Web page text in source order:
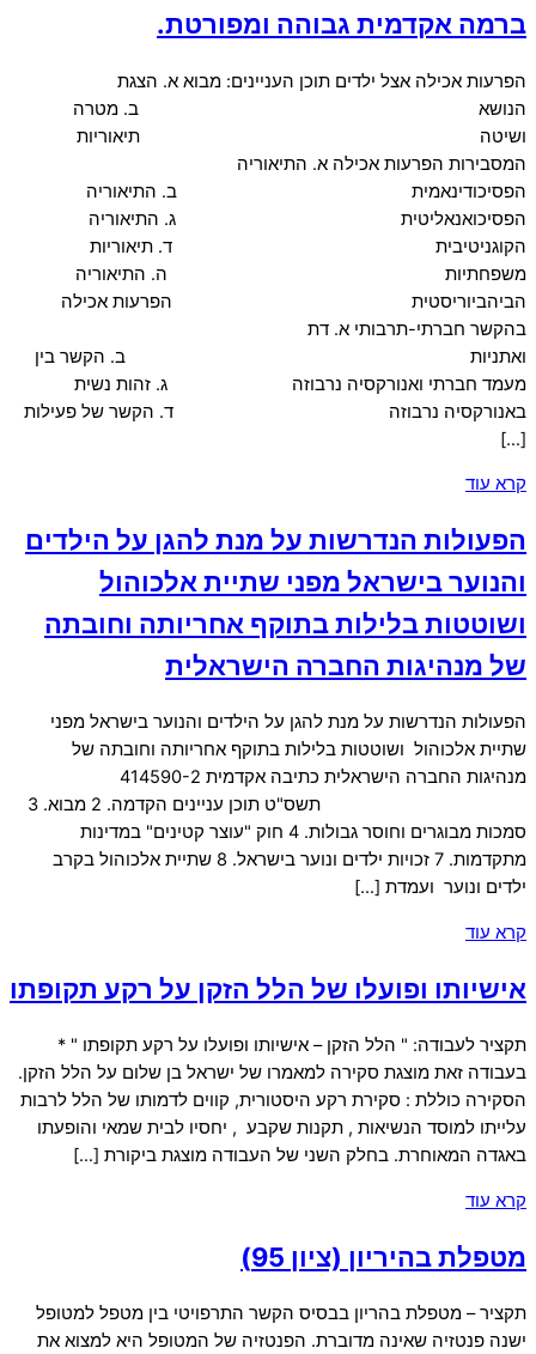
ברמה אקדמית גבוהה ומפורטת.
הפרעות אכילה אצל ילדים תוכן העניינים: מבוא א. הצגת
הנושא ב. מטרה
ושיטה תיאוריות
המסבירות הפרעות אכילה א. התיאוריה
הפסיכודינאמית ב. התיאוריה
הפסיכואנאליטית ג. התיאוריה
הקוגניטיבית ד. תיאוריות
משפחתיות ה. התיאוריה
הביהביוריסטית הפרעות אכילה
בהקשר חברתי-תרבותי א. דת
ואתניות ב. הקשר בין
מעמד חברתי ואנורקסיה נרבוזה ג. זהות נשית
באנורקסיה נרבוזה ד. הקשר של פעילות
[…]
קרא עוד
הפעולות הנדרשות על מנת להגן על הילדים
והנוער בישראל מפני שתיית אלכוהול
ושוטטות בלילות בתוקף אחריותה וחובתה
של מנהיגות החברה הישראלית
הפעולות הנדרשות על מנת להגן על הילדים והנוער בישראל מפני
שתיית אלכוהול ושוטטות בלילות בתוקף אחריותה וחובתה של
תשס"ט תוכן עניינים הקדמה. 2 מבוא. 3
סמכות מבוגרים וחוסר גבולות. 4 חוק "עוצר קטינים" במדינות
מתקדמות. 7 זכויות ילדים ונוער בישראל. 8 שתיית אלכוהול בקרב
ילדים ונוער ועמדת […]
קרא עוד
אישיותו ופועלו של הלל הזקן על רקע תקופתו
תקציר לעבודה: " הלל הזקן – אישיותו ופועלו על רקע תקופתו " *
בעבודה זאת מוצגת סקירה למאמרו של ישראל בן שלום על הלל הזקן.
הסקירה כוללת : סקירת רקע היסטורית, קווים לדמותו של הלל לרבות
עלייתו למוסד הנשיאות , תקנות שקבע , יחסיו לבית שמאי והופעתו
באגדה המאוחרת. בחלק השני של העבודה מוצגת ביקורת […]
קרא עוד
מטפלת בהיריון (ציון 95)
תקציר – מטפלת בהריון בבסיס הקשר התרפויטי בין מטפל למטופל
ישנה פנטזיה שאינה מדוברת. הפנטזיה של המטופל היא למצוא את